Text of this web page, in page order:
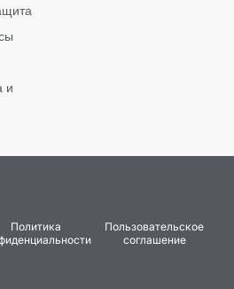
и
Политика
Пользовательское
соглашение